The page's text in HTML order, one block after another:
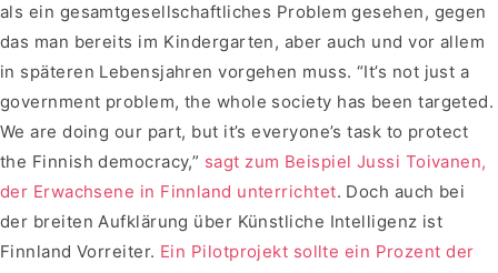
als ein gesamtgesellschaftliches Problem gesehen, gegen
das man bereits im Kindergarten, aber auch und vor allem
in späteren Lebensjahren vorgehen muss. “It’s not just a
government problem, the whole society has been targeted.
We are doing our part, but it’s everyone’s task to protect
the Finnish democracy,” sagt zum Beispiel Jussi Toivanen,
der Erwachsene in Finnland unterrichtet. Doch auch bei
der breiten Aufklärung über Künstliche Intelligenz ist
Finnland Vorreiter. Ein Pilotprojekt sollte ein Prozent der